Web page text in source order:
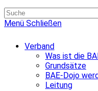
Menü Schließen
Verband
Was ist die
Grundsätze
BAE-Dojo
Leitung